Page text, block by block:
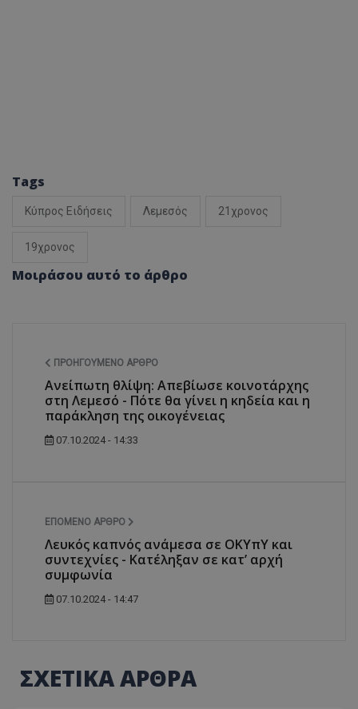
Tags
Κύπρος Ειδήσεις Λεμεσός 21χρονος
19χρονος
Μοιράσου αυτό το άρθρο
ΠΡΟΗΓΟΎΜΕΝΟ ΆΡΘΡΟ
Ανείπωτη θλίψη: Απεβίωσε κοινοτάρχης
στη Λεμεσό - Πότε θα γίνει η κηδεία και η
παράκληση της οικογένειας
07.10.2024 - 14:33
ΕΠΌΜΕΝΟ ΆΡΘΡΟ
Λευκός καπνός ανάμεσα σε ΟΚΥπΥ και
συντεχνίες - Κατέληξαν σε κατ’ αρχή
συμφωνία
07.10.2024 - 14:47
ΣΧΕΤΙΚΑ ΑΡΘΡΑ